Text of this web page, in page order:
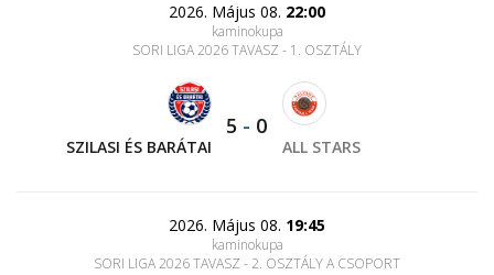
2026. Május 08. 22:00
kaminokupa
SORI LIGA 2026 TAVASZ - 1. OSZTÁLY
SZILASI ÉS BARÁTAI
5 - 0
ALL STARS
2026. Május 08. 19:45
kaminokupa
SORI LIGA 2026 TAVASZ - 2. OSZTÁLY A CSOPORT